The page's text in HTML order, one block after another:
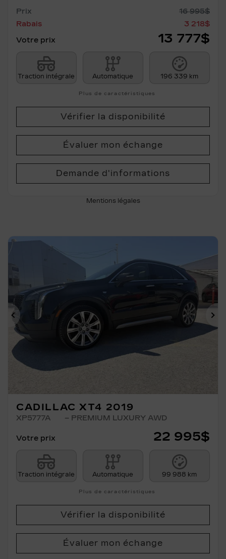
Prix
16 995$
Rabais
3 218$
Votre prix
13 777$
Traction intégrale Automatique 196 339 km
Plus de caractéristiques
Vérifier la disponibilité
Évaluer mon échange
Demande d'informations
Mentions légales
Précédent
CADILLAC XT4 2019
XP5777A – PREMIUM LUXURY AWD
Votre prix 22 995$
Traction intégrale Automatique 99 988 km
Plus de caractéristiques
Vérifier la disponibilité
Évaluer mon échange